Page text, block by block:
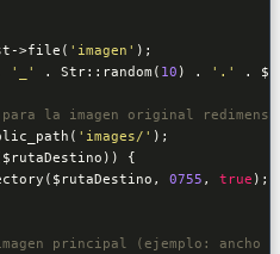
->file( 'imagen' );
'_' . Str::random( 10 ) . '.' .
la imagen original
'images/' );
$rutaDestino )) {
$rutaDestino , 0755 , true );
principal (ejemplo: ancho